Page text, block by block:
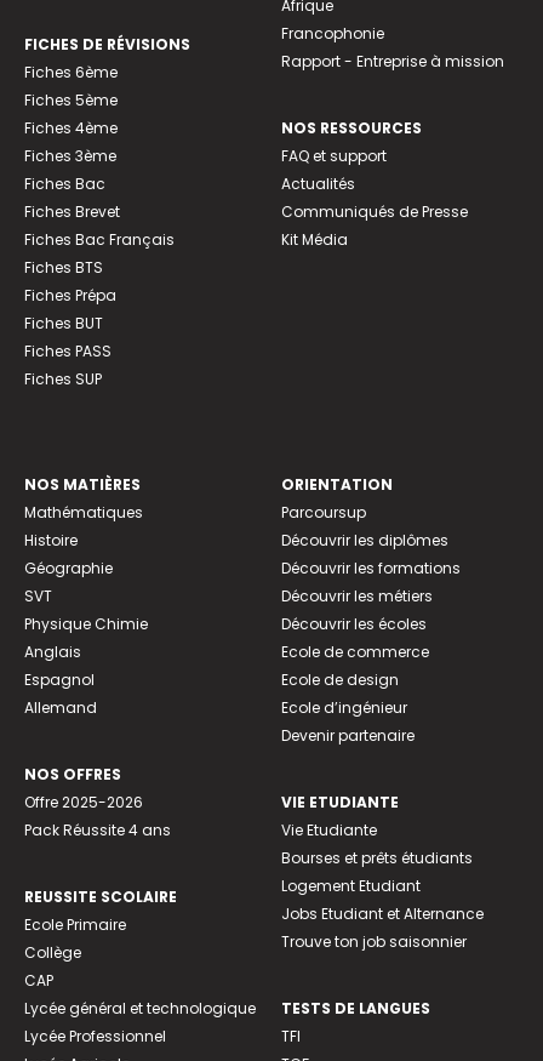
FICHES DE RÉVISIONS
Fiches 6ème
Fiches 5ème
Fiches 4ème
Fiches 3ème
Fiches Bac
Fiches Brevet
Fiches Bac Français
Fiches BTS
Fiches Prépa
Fiches BUT
Fiches PASS
Fiches SUP
Afrique
Francophonie
Rapport - Entreprise à mission
NOS RESSOURCES
FAQ et support
Actualités
Communiqués de Presse
Kit Média
NOS MATIÈRES
Mathématiques
Histoire
Géographie
SVT
Physique Chimie
Anglais
Espagnol
Allemand
NOS OFFRES
Offre 2025-2026
Pack Réussite 4 ans
REUSSITE SCOLAIRE
Ecole Primaire
Collège
CAP
Lycée général et technologique
Lycée Professionnel
ORIENTATION
Parcoursup
Découvrir les diplômes
Découvrir les formations
Découvrir les métiers
Découvrir les écoles
Ecole de commerce
Ecole de design
Ecole d’ingénieur
Devenir partenaire
VIE ETUDIANTE
Vie Etudiante
Bourses et prêts étudiants
Logement Etudiant
Jobs Etudiant et Alternance
Trouve ton job saisonnier
TESTS DE LANGUES
TFI